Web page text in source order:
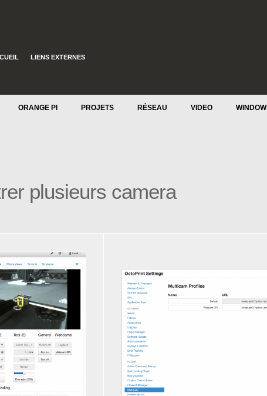
LIENS EXTERNES
ORANGE PI PROJETS RÉSEAU VIDEO
plusieurs camera